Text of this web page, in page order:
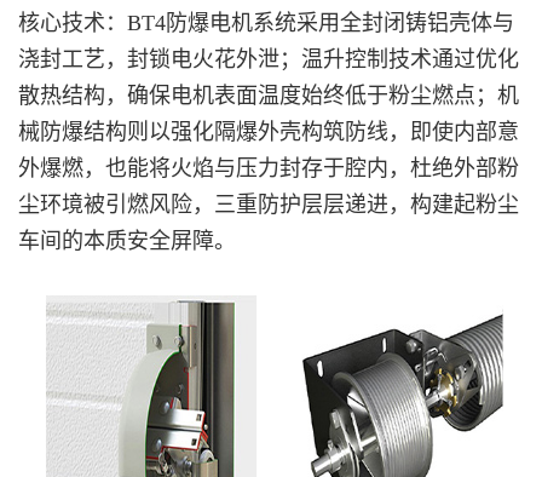
核心技术：BT4防爆电机系统采用全封闭铸铝壳体与
浇封工艺，封锁电火花外泄；温升控制技术通过优化
散热结构，确保电机表面温度始终低于粉尘燃点；机
械防爆结构则以强化隔爆外壳构筑防线，即使内部意
外爆燃，也能将火焰与压力封存于腔内，杜绝外部粉
尘环境被引燃风险，三重防护层层递进，构建起粉尘
车间的本质安全屏障。